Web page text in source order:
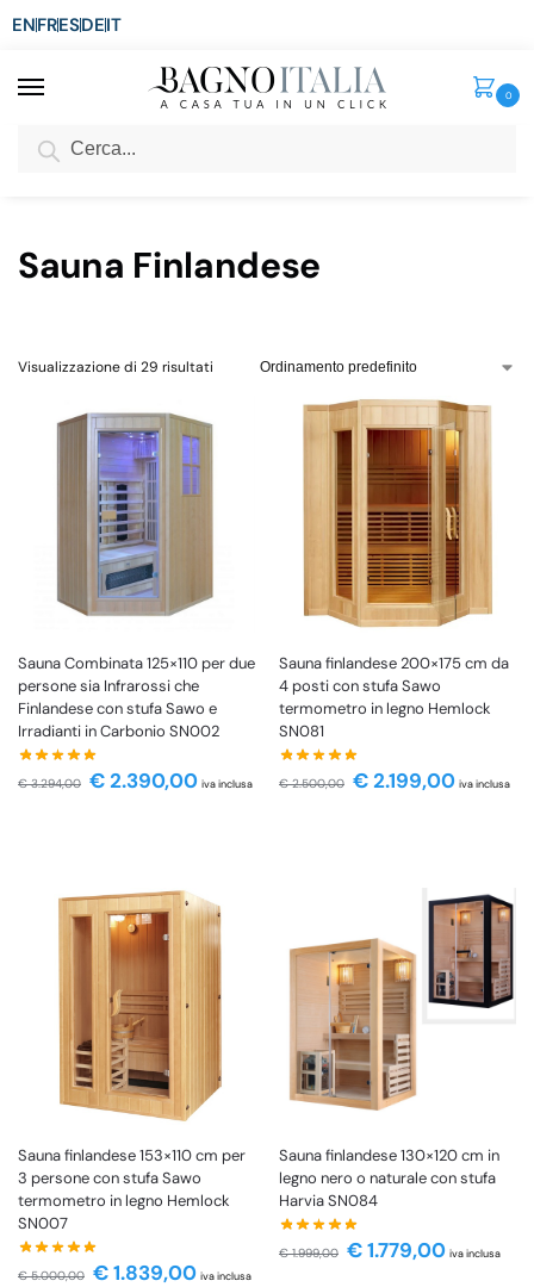
ENFRESDEIT
0
SCONTO del 3%
Sauna Finlandese
Visualizzazione di 29 risultati
Sauna Combinata 125×110 per due
persone sia Infrarossi che
Finlandese con stufa Sawo e
Irradianti in Carbonio SN002
€3.294,00 €2.390,00 iva inclusa
Sauna finlandese 200×175 cm da
4 posti con stufa Sawo
termometro in legno Hemlock
SN081
€2.500,00 €2.199,00 iva inclusa
Sauna finlandese 153×110 cm per
3 persone con stufa Sawo
termometro in legno Hemlock
SN007
€5.000,00 €1.839,00 iva inclusa
Sauna finlandese 130×120 cm in
legno nero o naturale con stufa
Harvia SN084
€1.999,00 €1.779,00 iva inclusa